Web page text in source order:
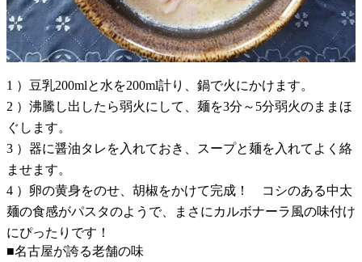
1 ）豆乳200mlと水を200ml計り、鍋で火にかけます。
2 ）沸騰し出したら弱火にして、麺を3分～5分弱火のままほ
ぐします。
3 ）器に醤油タレを入れておき、スープと麺を入れてよく絡
ませます。
4 ）卵の黄身をのせ、胡椒をかけて完成！ コシのある中太
麺の食感がパスタのようで、まさにカルボナーラ風の味付け
にぴったりです！
■名古屋が誇る老舗の味